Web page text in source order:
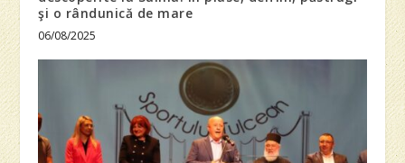
şi o rândunică de mare
06/08/2025